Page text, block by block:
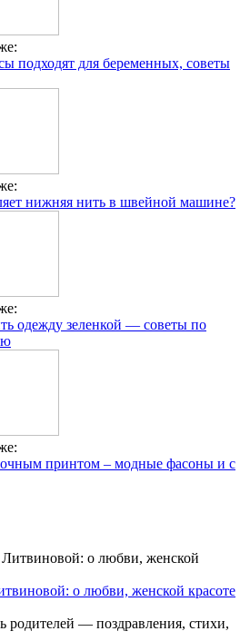
подходят для беременных, советы
нижняя нить в швейной машине?
одежду зеленкой — советы по
принтом – модные фасоны и с
о любви, женской красоте